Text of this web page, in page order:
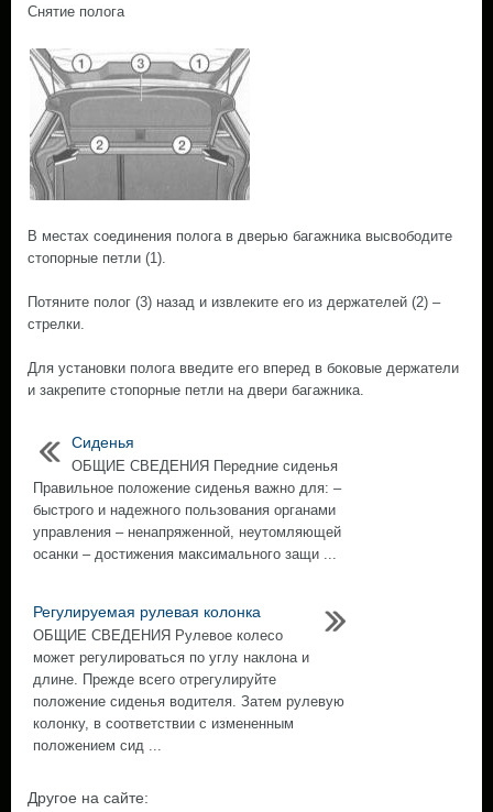
Снятие полога
В местах соединения полога в дверью багажника высвободите
стопорные петли (1).
Потяните полог (3) назад и извлеките его из держателей (2) –
стрелки.
Для установки полога введите его вперед в боковые держатели
и закрепите стопорные петли на двери багажника.
Сиденья
ОБЩИЕ СВЕДЕНИЯ Передние сиденья
Правильное положение сиденья важно для: –
быстрого и надежного пользования органами
управления – ненапряженной, неутомляющей
осанки – достижения максимального защи ...
Регулируемая рулевая колонка
ОБЩИЕ СВЕДЕНИЯ Рулевое колесо
может регулироваться по углу наклона и
длине. Прежде всего отрегулируйте
положение сиденья водителя. Затем рулевую
колонку, в соответствии с измененным
положением сид ...
Другое на сайте: